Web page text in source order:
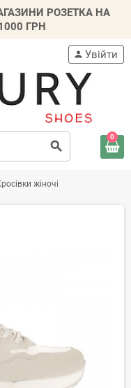
РОЗЕТКА НА
ГРН
search
person Увійти
0
жіночі